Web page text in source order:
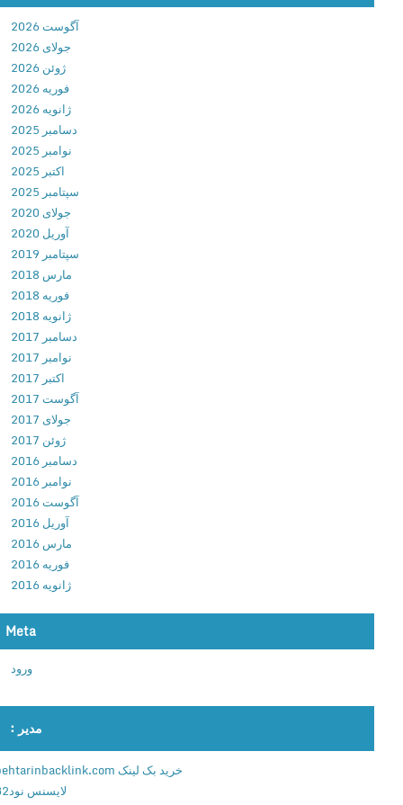
y
C
l
a
n
s
v
1
0
.
5
د
ا
ن
ل
و
د
ا
ز
ی
ق
ه
ر
م
ا
ن
ا
ن
ا
ب
ر
آگوست 2026
جولای 2026
ژوئن 2026
فوریه 2026
ژانویه 2026
دسامبر 2025
نوامبر 2025
سپتامبر 2025
جولای 2020
آوریل 2020
سپتامبر 2019
مارس 2018
فوریه 2018
ژانویه 2018
دسامبر 2017
نوامبر 2017
آگوست 2017
جولای 2017
ژوئن 2017
دسامبر 2016
نوامبر 2016
آگوست 2016
آوریل 2016
مارس 2016
فوریه 2016
ژانویه 2016
Meta
مدیر :
خرید بک لینک behtarinbacklink.com
لایسنس نود32